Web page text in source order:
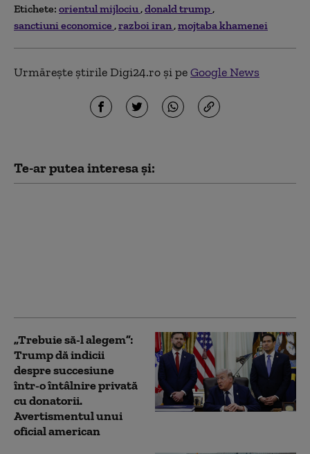
Etichete: orientul mijlociu donald trump
sanctiuni economice razboi iran mojtaba khamenei
Urmărește știrile Digi24.ro și peGoogle News
Te-ar putea interesa și:
„Trebuie să-l alegem”:
Trump dă indicii
despre succesiune
într-o întâlnire privată
cu donatorii.
Avertismentul unui
oficial american